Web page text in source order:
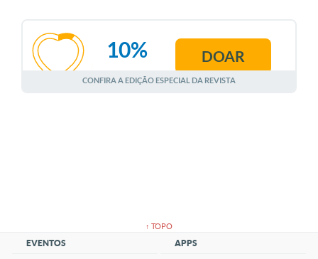
AGOSTO
10% DOAR
CONFIRA A EDIÇÃO ESPECIAL DA REVISTA
↑ TOPO
EVENTOS APPS